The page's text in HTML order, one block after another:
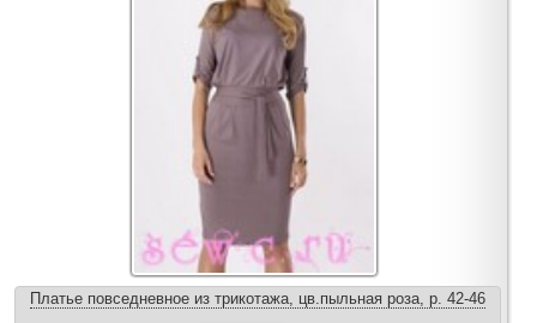
Платье повседневное из трикотажа, цв.пыльная роза, р. 42-46